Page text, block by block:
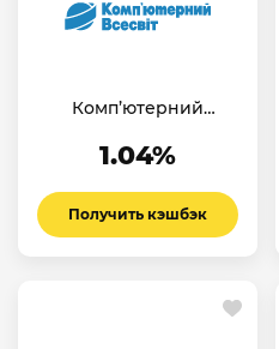
Комп’ютерний
1.04%
Получить кэшбэк